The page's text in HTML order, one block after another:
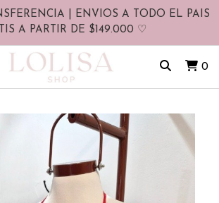
| ENVIOS A TODO EL PAIS
A PARTIR DE $149.000 ♡
0